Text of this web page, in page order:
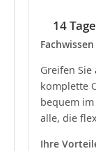
14
Greifen
komplette
bequem
alle, die
Ihre